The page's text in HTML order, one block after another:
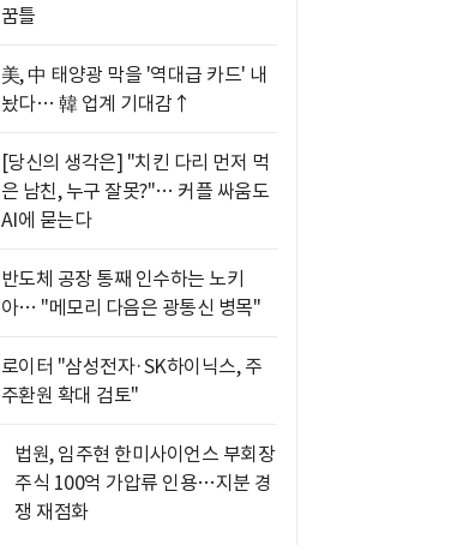
꿈틀
美, 中 태양광 막을 '역대급 카드' 내
놨다… 韓 업계 기대감↑
[당신의 생각은] "치킨 다리 먼저 먹
은 남친, 누구 잘못?"… 커플 싸움도
AI에 묻는다
반도체 공장 통째 인수하는 노키
아… "메모리 다음은 광통신 병목"
로이터 "삼성전자·SK하이닉스, 주
주환원 확대 검토"
법원, 임주현 한미사이언스 부회장
주식 100억 가압류 인용…지분 경
쟁 재점화